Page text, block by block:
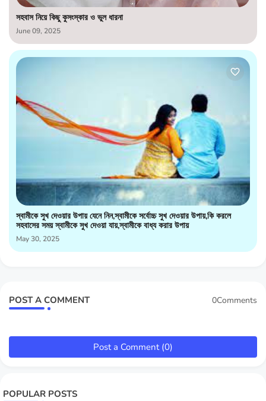
সহবাস নিয়ে কিছু কুসংস্কার ও ভুল ধারনা
June 09, 2025
স্বামীকে সুখ দেওয়ার উপায় যেনে নিন,স্বামীকে সর্বোচ্চ সুখ দেওয়ার উপায়,কি করলে
সহবাসের সময় স্বামীকে সুখ দেওয়া যায়,স্বামীকে বাধ্য করার উপায়
May 30, 2025
POST A COMMENT 0Comments
Post a Comment (0)
POPULAR POSTS